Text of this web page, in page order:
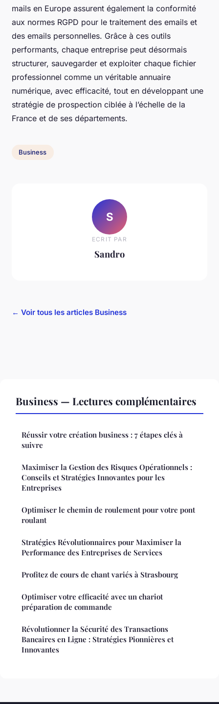
mails en Europe assurent également la conformité
aux normes RGPD pour le traitement des emails et
des emails personnelles. Grâce à ces outils
performants, chaque entreprise peut désormais
structurer, sauvegarder et exploiter chaque fichier
professionnel comme un véritable annuaire
numérique, avec efficacité, tout en développant une
stratégie de prospection ciblée à l’échelle de la
France et de ses départements.
Business
S
ECRIT PAR
Sandro
← Voir tous les articles Business
Business — Lectures complémentaires
Réussir votre création business : 7 étapes clés à
suivre
Maximiser la Gestion des Risques Opérationnels :
Conseils et Stratégies Innovantes pour les
Entreprises
Optimiser le chemin de roulement pour votre pont
roulant
Stratégies Révolutionnaires pour Maximiser la
Performance des Entreprises de Services
Profitez de cours de chant variés à Strasbourg
Optimiser votre efficacité avec un chariot
préparation de commande
Révolutionner la Sécurité des Transactions
Bancaires en Ligne : Stratégies Pionnières et
Innovantes